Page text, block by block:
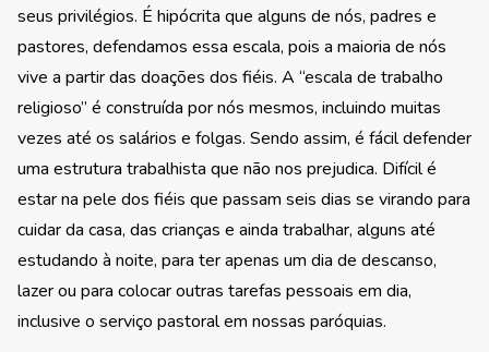
seus privilégios. É hipócrita que alguns de nós, padres e
pastores, defendamos essa escala, pois a maioria de nós
vive a partir das doações dos fiéis. A “escala de trabalho
religioso” é construída por nós mesmos, incluindo muitas
vezes até os salários e folgas. Sendo assim, é fácil defender
uma estrutura trabalhista que não nos prejudica. Difícil é
estar na pele dos fiéis que passam seis dias se virando para
cuidar da casa, das crianças e ainda trabalhar, alguns até
estudando à noite, para ter apenas um dia de descanso,
lazer ou para colocar outras tarefas pessoais em dia,
inclusive o serviço pastoral em nossas paróquias.